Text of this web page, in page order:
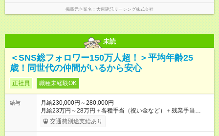
掲載元企業名 大東建託リーシング株式会社
未読
＜SNS総フォロワー150万人超！＞平均年齢25
歳！同世代の仲間がいるから安心
正社員 職種未経験OK
給与
月給230,000円～280,000円
月給23万円～28万円＋各種手当（祝い金など）＋残業手当
100％＋賞与年2回 ※年齢、スキルを考慮のうえ、スタート時の
給与を決定します。 ＜年収例＞ 420万円／26歳 リーダー職（月
交通費別途支給あり